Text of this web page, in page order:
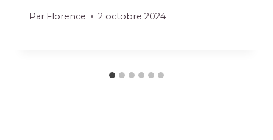
Par Florence 2 octobre 2024